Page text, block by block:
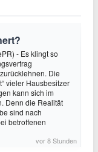
- Es klingt so
Die
vieler Hausbesitzer
kann sich im
Denn die Realität
sind nach
betroffenen
vor 8 Stunden